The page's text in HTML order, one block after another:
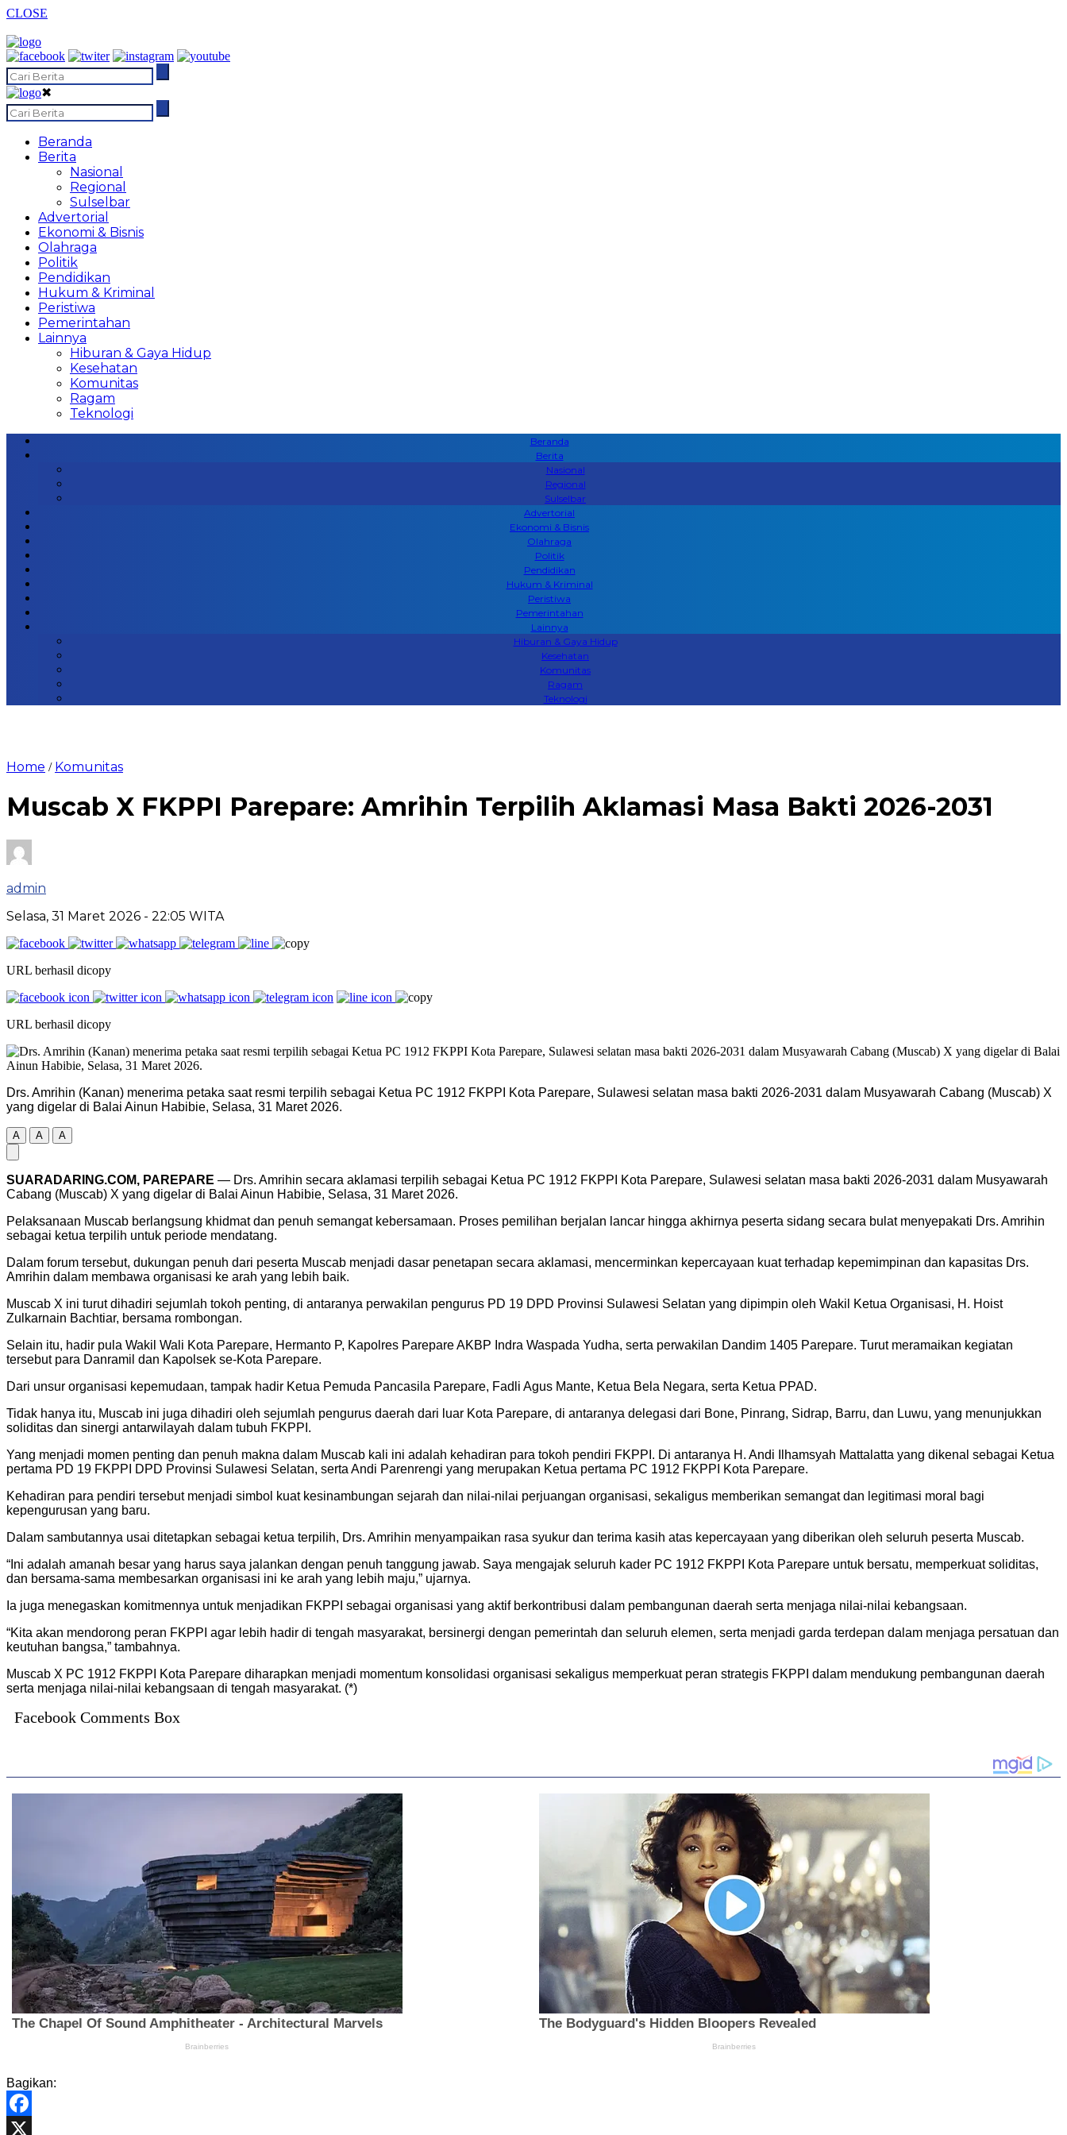
CLOSE
✖
Beranda
Berita
Nasional
Regional
Sulselbar
Advertorial
Ekonomi & Bisnis
Olahraga
Politik
Pendidikan
Hukum & Kriminal
Peristiwa
Pemerintahan
Lainnya
Hiburan & Gaya Hidup
Kesehatan
Komunitas
Ragam
Teknologi
Beranda
Berita
Nasional
Regional
Sulselbar
Advertorial
Ekonomi & Bisnis
Olahraga
Politik
Pendidikan
Hukum & Kriminal
Peristiwa
Pemerintahan
Lainnya
Hiburan & Gaya Hidup
Kesehatan
Komunitas
Ragam
Teknologi
Home / Komunitas
Muscab X FKPPI Parepare: Amrihin Terpilih Aklamasi Masa Bakti 2026-2031
admin
Selasa, 31 Maret 2026 - 22:05 WITA
URL berhasil dicopy
URL berhasil dicopy
Drs. Amrihin (Kanan) menerima petaka saat resmi terpilih sebagai Ketua PC 1912 FKPPI Kota Parepare, Sulawesi selatan masa bakti 2026-2031 dalam Musyawarah Cabang (Muscab) X
yang digelar di Balai Ainun Habibie, Selasa, 31 Maret 2026.
A A A
SUARADARING.COM, PAREPARE — Drs. Amrihin secara aklamasi terpilih sebagai Ketua PC 1912 FKPPI Kota Parepare, Sulawesi selatan masa bakti 2026-2031 dalam Musyawarah
Cabang (Muscab) X yang digelar di Balai Ainun Habibie, Selasa, 31 Maret 2026.
Pelaksanaan Muscab berlangsung khidmat dan penuh semangat kebersamaan. Proses pemilihan berjalan lancar hingga akhirnya peserta sidang secara bulat menyepakati Drs. Amrihin
sebagai ketua terpilih untuk periode mendatang.
Dalam forum tersebut, dukungan penuh dari peserta Muscab menjadi dasar penetapan secara aklamasi, mencerminkan kepercayaan kuat terhadap kepemimpinan dan kapasitas Drs.
Amrihin dalam membawa organisasi ke arah yang lebih baik.
Muscab X ini turut dihadiri sejumlah tokoh penting, di antaranya perwakilan pengurus PD 19 DPD Provinsi Sulawesi Selatan yang dipimpin oleh Wakil Ketua Organisasi, H. Hoist
Zulkarnain Bachtiar, bersama rombongan.
Selain itu, hadir pula Wakil Wali Kota Parepare, Hermanto P, Kapolres Parepare AKBP Indra Waspada Yudha, serta perwakilan Dandim 1405 Parepare. Turut meramaikan kegiatan
tersebut para Danramil dan Kapolsek se-Kota Parepare.
Dari unsur organisasi kepemudaan, tampak hadir Ketua Pemuda Pancasila Parepare, Fadli Agus Mante, Ketua Bela Negara, serta Ketua PPAD.
Tidak hanya itu, Muscab ini juga dihadiri oleh sejumlah pengurus daerah dari luar Kota Parepare, di antaranya delegasi dari Bone, Pinrang, Sidrap, Barru, dan Luwu, yang menunjukkan
soliditas dan sinergi antarwilayah dalam tubuh FKPPI.
Yang menjadi momen penting dan penuh makna dalam Muscab kali ini adalah kehadiran para tokoh pendiri FKPPI. Di antaranya H. Andi Ilhamsyah Mattalatta yang dikenal sebagai Ketua
pertama PD 19 FKPPI DPD Provinsi Sulawesi Selatan, serta Andi Parenrengi yang merupakan Ketua pertama PC 1912 FKPPI Kota Parepare.
Kehadiran para pendiri tersebut menjadi simbol kuat kesinambungan sejarah dan nilai-nilai perjuangan organisasi, sekaligus memberikan semangat dan legitimasi moral bagi
kepengurusan yang baru.
Dalam sambutannya usai ditetapkan sebagai ketua terpilih, Drs. Amrihin menyampaikan rasa syukur dan terima kasih atas kepercayaan yang diberikan oleh seluruh peserta Muscab.
“Ini adalah amanah besar yang harus saya jalankan dengan penuh tanggung jawab. Saya mengajak seluruh kader PC 1912 FKPPI Kota Parepare untuk bersatu, memperkuat soliditas,
dan bersama-sama membesarkan organisasi ini ke arah yang lebih maju,” ujarnya.
Ia juga menegaskan komitmennya untuk menjadikan FKPPI sebagai organisasi yang aktif berkontribusi dalam pembangunan daerah serta menjaga nilai-nilai kebangsaan.
“Kita akan mendorong peran FKPPI agar lebih hadir di tengah masyarakat, bersinergi dengan pemerintah dan seluruh elemen, serta menjadi garda terdepan dalam menjaga persatuan dan
keutuhan bangsa,” tambahnya.
Muscab X PC 1912 FKPPI Kota Parepare diharapkan menjadi momentum konsolidasi organisasi sekaligus memperkuat peran strategis FKPPI dalam mendukung pembangunan daerah
serta menjaga nilai-nilai kebangsaan di tengah masyarakat. (*)
Facebook Comments Box
Bagikan:
Facebook